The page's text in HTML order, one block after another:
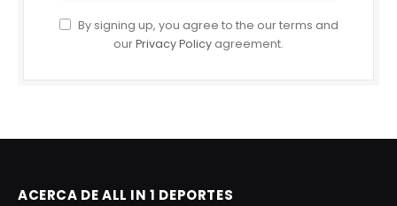
By signing up, you agree to the our terms and
ourPrivacy Policy agreement.
ACERCA DE ALL IN 1 DEPORTES